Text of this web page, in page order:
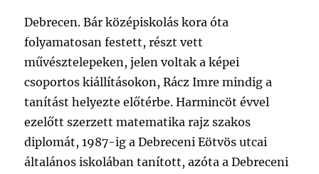
Debrecen. Bár középiskolás kora óta
folyamatosan festett, részt vett
művésztelepeken, jelen voltak a képei
csoportos kiállításokon, Rácz Imre mindig a
tanítást helyezte előtérbe. Harmincöt évvel
ezelőtt szerzett matematika rajz szakos
diplomát, 1987-ig a Debreceni Eötvös utcai
általános iskolában tanított, azóta a Debreceni